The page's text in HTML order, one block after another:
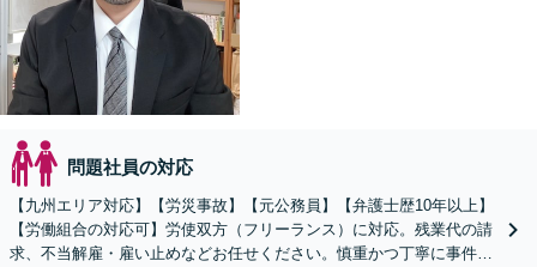
問題社員の対応
【九州エリア対応】【労災事故】【元公務員】【弁護士歴10年以上】
【労働組合の対応可】労使双方（フリーランス）に対応。残業代の請
求、不当解雇・雇い止めなどお任せください。慎重かつ丁寧に事件解